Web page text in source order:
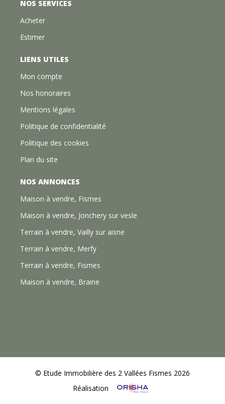
NOS SERVICES
Acheter
Estimer
LIENS UTILES
Mon compte
Nos honoraires
Mentions légales
Politique de confidentialité
Politique des cookies
Plan du site
NOS ANNONCES
Maison à vendre, Fismes
Maison à vendre, Jonchery sur vesle
Terrain à vendre, Vailly sur aisne
Terrain à vendre, Merfy
Terrain à vendre, Fismes
Maison à vendre, Braine
© Etude Immobilière des 2 Vallées Fismes 2026
Réalisation